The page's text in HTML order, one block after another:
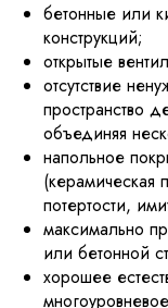
бетонные или
конструкций;
открытые
отсутствие
пространство
объединяя
напольное
(керамическая
потертости,
максимально
или бетонной
хорошее